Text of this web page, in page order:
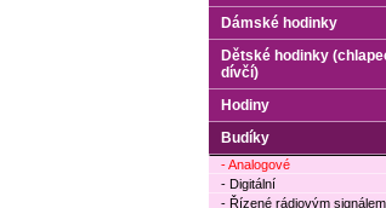
Dámské hodinky
Dětské hodinky
dívčí)
Hodiny
Budíky
- Analogové
- Digitální
- Řízené rádiovým